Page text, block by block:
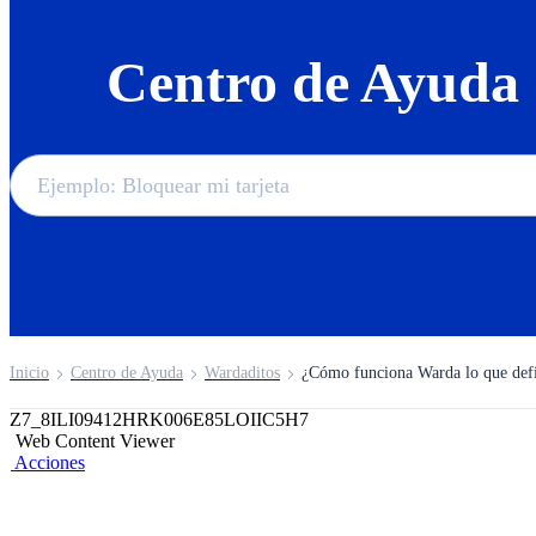
Centro de Ayuda
Inicio Centro de Ayuda Wardaditos ¿Cómo funciona Warda lo que
Z7_8ILI09412HRK006E85LOIIC5H7
Web Content Viewer
Acciones